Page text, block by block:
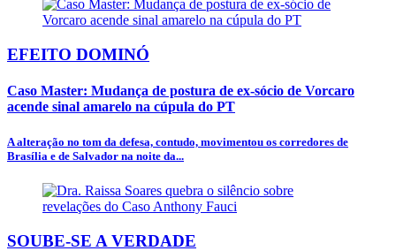
EFEITO DOMINÓ
Caso Master: Mudança de postura de ex-sócio de Vorcaro
acende sinal amarelo na cúpula do PT
A alteração no tom da defesa, contudo, movimentou os corredores de
Brasília e de Salvador na noite da...
SOUBE-SE A VERDADE